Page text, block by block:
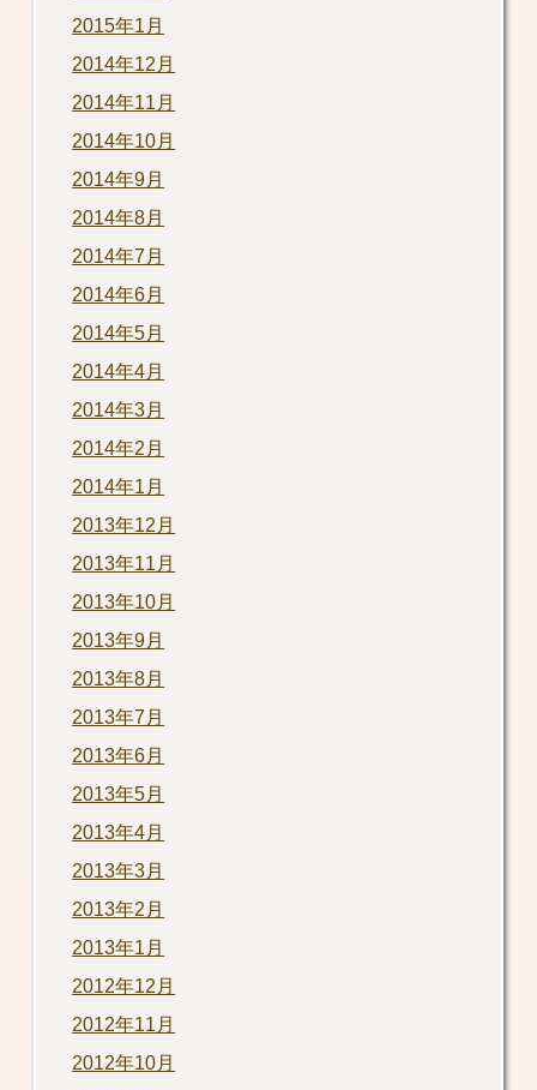
2015年1月
2014年12月
2014年11月
2014年10月
2014年9月
2014年8月
2014年7月
2014年6月
2014年5月
2014年4月
2014年3月
2014年2月
2014年1月
2013年12月
2013年11月
2013年10月
2013年9月
2013年8月
2013年7月
2013年6月
2013年5月
2013年4月
2013年3月
2013年2月
2013年1月
2012年12月
2012年11月
2012年10月